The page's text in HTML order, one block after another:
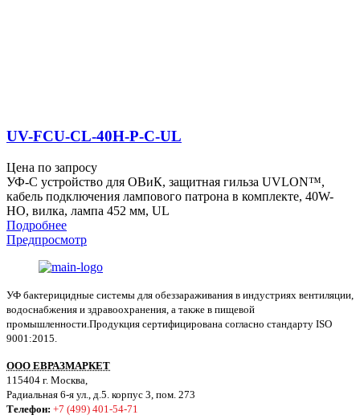
UV-FCU-CL-40H-P-C-UL
Цена по запросу
УФ-С устройство для ОВиК, защитная гильза UVLON™,
кабель подключения лампового патрона в комплекте, 40W-
HO, вилка, лампа 452 мм, UL
Подробнее
Предпросмотр
УФ бактерицидные системы для обеззараживания в индустриях вентиляции,
водоснабжения и здравоохранения, а также в пищевой
промышленности.Продукция сертифицирована согласно стандарту ISO
9001:2015.
ООО ЕВРАЗМАРКЕТ
115404 г. Москва,
Радиальная 6-я ул., д.5. корпус 3, пом. 273
Телефон: +7 (499) 401-54-71